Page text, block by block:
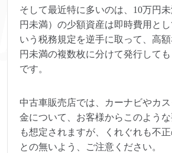
そして最近特に多いのは、10万円
円未満）の少額資産は即時費用と
いう税務規定を逆手に取って、高
円未満の複数枚に分けて発行して
です。
中古車販売店では、カーナビやカ
金について、お客様からこのよう
も想定されますが、くれぐれも不
との無いよう、ご注意ください。